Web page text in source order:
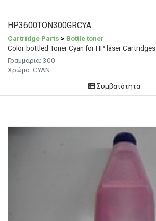
HP3600TON300GRCYA
Cartridge Parts > Bottle toner
Color bottled Toner Cyan for HP laser Cartridges
Γραμμάρια: 300
Χρώμα: CYAN
Συμβατότητα